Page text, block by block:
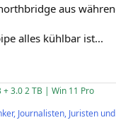
aus
alles kühlbar ist...
3.0 2 TB | Win 11 Pro
Journalisten, Juristen